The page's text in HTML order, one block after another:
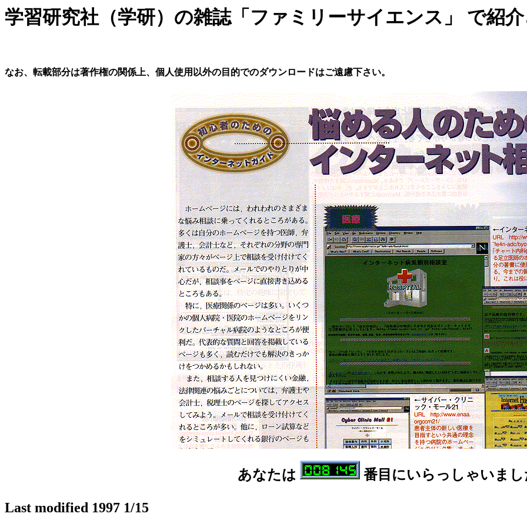
学習研究社（学研）の雑誌「ファミリーサイエンス」 で紹
なお、転載部分は著作権の関係上、個人使用以外の目的でのダウンロードはご遠慮下さい。
あなたは 番目にいらっしゃいまし
Last modified 1997 1/15